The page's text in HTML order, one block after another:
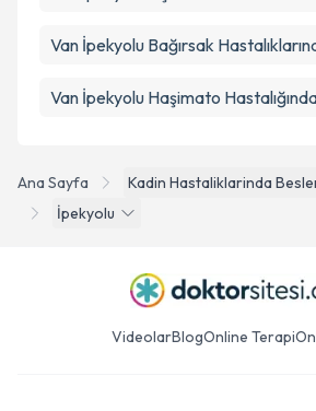
Ana Sayfa Kadin Hastaliklarinda
İpekyolu
Van İpekyolu Bağırsak
Van İpekyolu Haşimato
VideolarBlogOnline Terapi